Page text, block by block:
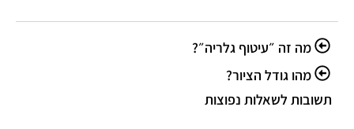
מה זה ״עיטוף גלריה״?
מהו גודל הציור?
תשובות לשאלות נפוצות